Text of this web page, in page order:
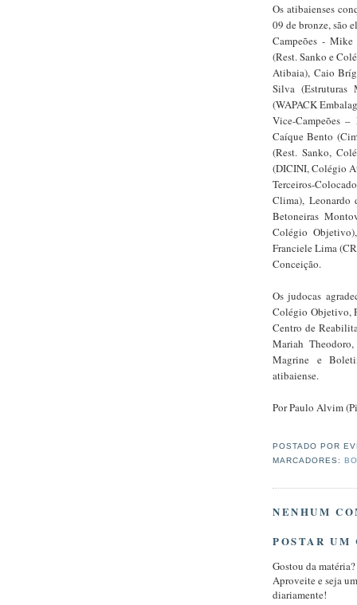
Os atibaienses
09 de bronze, são
Campeões -
(Rest. Sanko e
Atibaia), Caio
Silva
(WAPACK
Vice-Campeões
Caíque Bento
(Rest. Sanko,
(DICINI, Colégio
Terceiros-
Clima), Leonardo
Betoneiras
Colégio
Franciele Lima
Conceição.
Os judocas
Colégio Objetivo,
Centro de
Mariah
Magrine e
atibaiense.
Por Paulo Alvim
POSTADO POR
MARCADORES:
NENHUM
POSTAR UM
Gostou da
Aproveite e seja
diariamente!